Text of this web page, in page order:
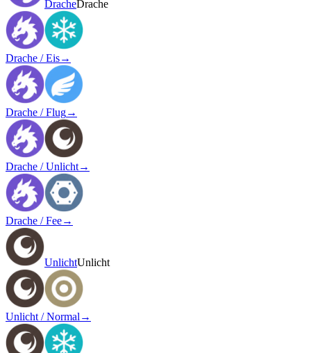
DracheDrache
Drache / Eis→
Drache / Flug→
Drache / Unlicht→
Drache / Fee→
UnlichtUnlicht
Unlicht / Normal →